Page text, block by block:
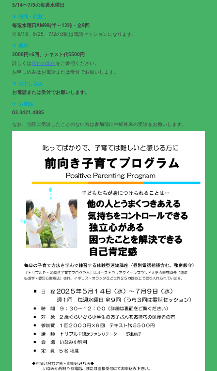
5/14〜7/9の毎週水曜日
▼ 時間・回数
毎週水曜日AM9時半～12時・全9回
※ 6/18、6/25、7/2の3回は電話セッションになります。
▼ 費用
2000円×6回、テキスト代5500円
詳しくは添付の案内をご参照ください。
お申し込みはお電話または受付でお願いします。
▼ お申し込み
お電話または受付でお願いします。
▼ お電話
03-3421-4885
なお、当院に受診したことのない方は参加前に神経外来の受診をお願いします。